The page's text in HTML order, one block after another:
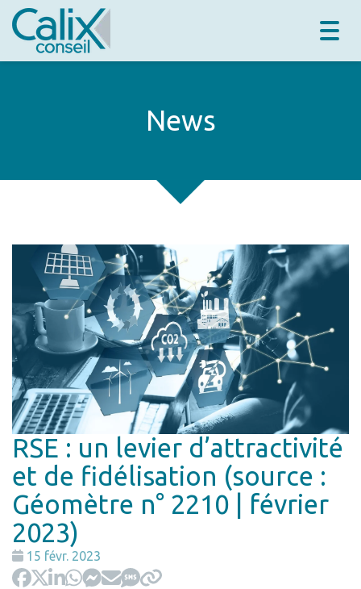
News
RSE : un levier d’attractivité
et de fidélisation (source :
Géomètre n° 2210 | février
2023)
Date
:
15 févr. 2023